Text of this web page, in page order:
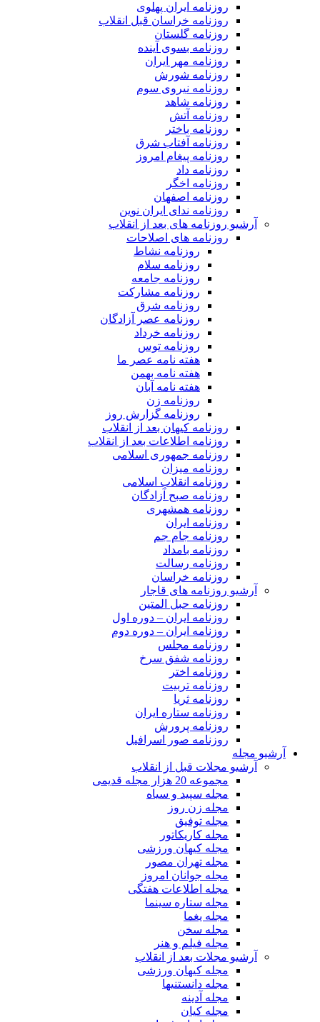
روزنامه ایران پهلوی
روزنامه خراسان قبل انقلاب
روزنامه گلستان
روزنامه بسوی آینده
روزنامه مهر ایران
روزنامه شورش
روزنامه نیروی سوم
روزنامه شاهد
روزنامه آتش
روزنامه باختر
روزنامه آفتاب شرق
روزنامه پیغام امروز
روزنامه داد
روزنامه اخگر
روزنامه اصفهان
روزنامه ندای ایران نوین
آرشیو روزنامه های بعد از انقلاب
روزنامه های اصلاحات
روزنامه نشاط
روزنامه سلام
روزنامه جامعه
روزنامه مشارکت
روزنامه شرق
روزنامه عصر آزادگان
روزنامه خرداد
روزنامه توس
هفته نامه عصر ما
هفته نامه بهمن
هفته نامه آبان
روزنامه زن
روزنامه گزارش روز
روزنامه کیهان بعد از انقلاب
روزنامه اطلاعات بعد از انقلاب
روزنامه جمهوری اسلامی
روزنامه میزان
روزنامه انقلاب اسلامی
روزنامه صبح آزادگان
روزنامه همشهری
روزنامه ایران
روزنامه جام جم
روزنامه بامداد
روزنامه رسالت
روزنامه خراسان
آرشیو روزنامه های قاجار
روزنامه حبل المتین
روزنامه ایران – دوره اول
روزنامه ایران – دوره دوم
روزنامه مجلس
روزنامه شفق سرخ
روزنامه اختر
روزنامه تربیت
روزنامه ثریا
روزنامه ستاره ایران
روزنامه پرورش
روزنامه صور اسرافیل
آرشیو مجله
آرشیو مجلات قبل از انقلاب
مجموعه 20 هزار مجله قدیمی
مجله سپید و سیاه
مجله زن روز
مجله توفیق
مجله کاریکاتور
مجله کیهان ورزشی
مجله تهران مصور
مجله جوانان امروز
مجله اطلاعات هفتگی
مجله ستاره سینما
مجله یغما
مجله سخن
مجله فیلم و هنر
آرشیو مجلات بعد از انقلاب
مجله کیهان ورزشی
مجله دانستنیها
مجله آدینه
مجله کیان